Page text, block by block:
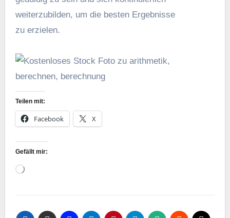
weiterzubilden, u‬m d‬ie b‬esten Ergebnisse
z‬u erzielen.
Teilen mit:
Facebook X
Gefällt mir:
Wird